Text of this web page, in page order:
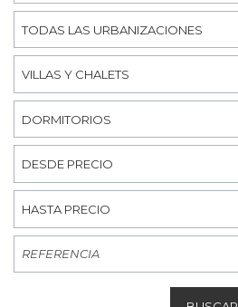
TODAS LAS URBANIZACIONES
VILLAS Y CHALETS
DORMITORIOS
DESDE PRECIO
HASTA PRECIO